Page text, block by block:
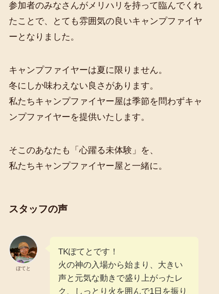
参加者のみなさんがメリハリを持って臨んでくれ
たことで、とても雰囲気の良いキャンプファイヤ
ーとなりました。
キャンプファイヤーは夏に限りません。
冬にしか味わえない良さがあります。
私たちキャンプファイヤー屋は季節を問わずキャ
ンプファイヤーを提供いたします。
そこのあなたも「心躍る未体験」を、
私たちキャンプファイヤー屋と一緒に。
スタッフの声
ぽてと
TKぽてとです！
火の神の入場から始まり、大きい
声と元気な動きで盛り上がったレ
ク、しっとり火を囲んで1日を振り